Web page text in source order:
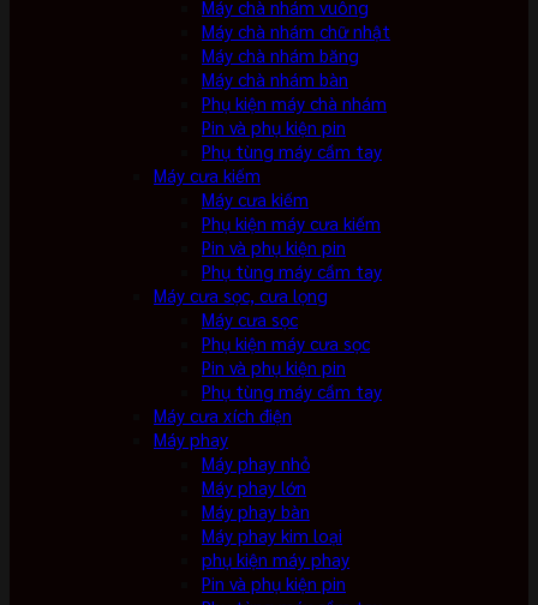
Máy chà nhám vuông
Máy chà nhám chữ nhật
Máy chà nhám băng
Máy chà nhám bàn
Phụ kiện máy chà nhám
Pin và phụ kiện pin
Phụ tùng máy cầm tay
Máy cưa kiếm
Máy cưa kiếm
Phụ kiện máy cưa kiếm
Pin và phụ kiện pin
Phụ tùng máy cầm tay
Máy cưa sọc, cưa lọng
Máy cưa sọc
Phụ kiện máy cưa sọc
Pin và phụ kiện pin
Phụ tùng máy cầm tay
Máy cưa xích điện
Máy phay
Máy phay nhỏ
Máy phay lớn
Máy phay bàn
Máy phay kim loại
phụ kiện máy phay
Pin và phụ kiện pin